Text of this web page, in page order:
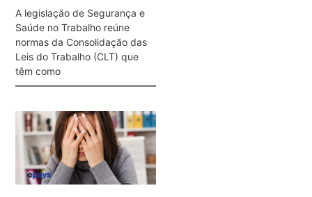
A legislação de Segurança e
Saúde no Trabalho reúne
normas da Consolidação das
Leis do Trabalho (CLT) que
têm como